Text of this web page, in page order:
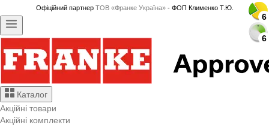
Офіційний партнер ТОВ «Франке Україна»- ФОП Клименко Т.Ю.
Каталог
Акційні товари
Акційні комплекти
6
6
6
6
6
6
6
6
6
6
6
6
6
6
6
6
6
6
6
6
6
6
6
6
6
6
6
6
6
6